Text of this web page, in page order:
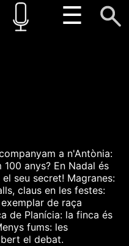
☰
a n'Antònia:
anys? En Nadal és
seu secret! Magranes:
claus en les festes:
de raça
de Planícia: la finca és
fums: les
el debat.